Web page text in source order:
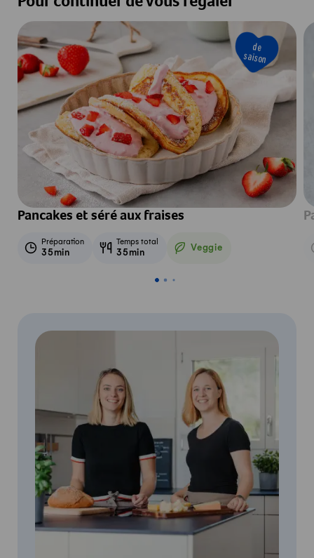
de
saison
Pancakes et séré aux fraises
Préparation
35min
Temps total
35min Veggie
Veggie